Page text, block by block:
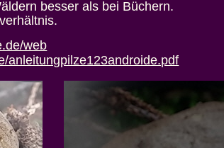
besser als bei Büchern.
web
anleitungpilze123androide.pdf